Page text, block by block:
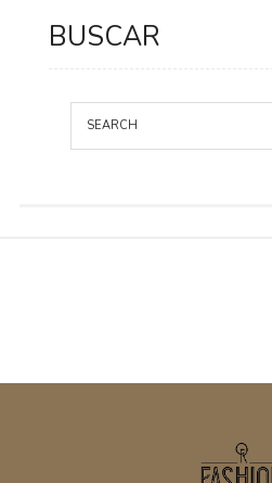
BUSCAR